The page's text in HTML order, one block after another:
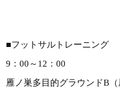
■フットサルトレーニング
9：00～12：00
雁ノ巣多目的グラウンドB（